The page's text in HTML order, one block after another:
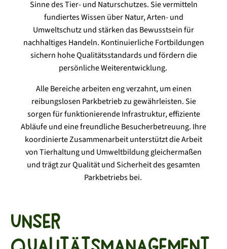
Sinne des Tier- und Naturschutzes. Sie vermitteln
fundiertes Wissen über Natur, Arten- und
Umweltschutz und stärken das Bewusstsein für
nachhaltiges Handeln. Kontinuierliche Fortbildungen
sichern hohe Qualitätsstandards und fördern die
persönliche Weiterentwicklung.
Alle Bereiche arbeiten eng verzahnt, um einen
reibungslosen Parkbetrieb zu gewährleisten. Sie
sorgen für funktionierende Infrastruktur, effiziente
Abläufe und eine freundliche Besucherbetreuung. Ihre
koordinierte Zusammenarbeit unterstützt die Arbeit
von Tierhaltung und Umweltbildung gleichermaßen
und trägt zur Qualität und Sicherheit des gesamten
Parkbetriebs bei.
Unser
Qualitätsmanagement